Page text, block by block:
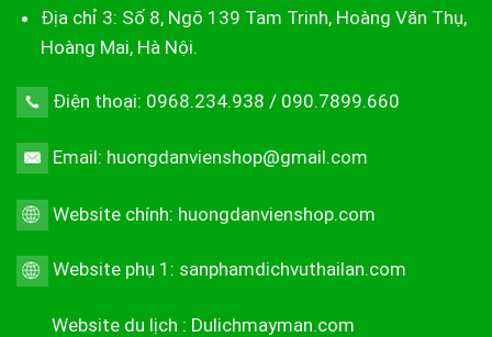
Địa chỉ 3: Số 8, Ngõ 139 Tam Trinh, Hoàng Văn Thụ,
Hoàng Mai, Hà Nội.
Điện thoại: 0968.234.938 / 090.7899.660
Email: huongdanvienshop@gmail.com
Website chính: huongdanvienshop.com
Website phụ 1: sanphamdichvuthailan.com
Website du lịch : Dulichmayman.com